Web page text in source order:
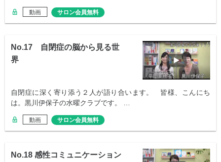
動画 サロン会員無料
No.17 自閉症の脳から見る世
界
自閉症に深く寄り添う２人が語り合います。 皆様、こんにち
は。黒川伊保子の水曜クラブです。 …
動画 サロン会員無料
No.18 感性コミュニケーション